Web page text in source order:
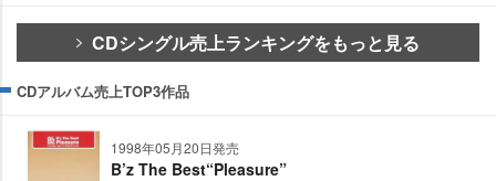
CDシングル売上ランキングをもっと見る
CDアルバム売上TOP3作品
1998年05月20日発売
B’z The Best“Pleasure”